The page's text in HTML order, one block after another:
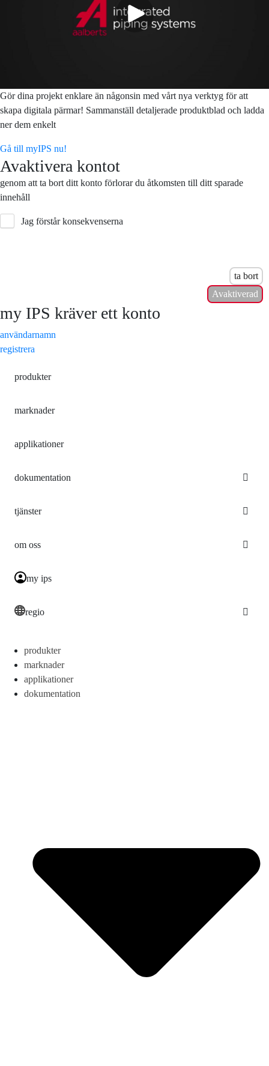
Gör dina projekt enklare än någonsin med vårt nya verktyg för att
skapa digitala pärmar! Sammanställ detaljerade produktblad och ladda
ner dem enkelt
Gå till myIPS nu!
Avaktivera kontot
genom att ta bort ditt konto förlorar du åtkomsten till ditt sparade
innehåll
Jag förstår konsekvenserna
ta bort
Avaktiverad
my IPS kräver ett konto
användarnamn
registrera
produkter
marknader
applikationer
dokumentation
tjänster
om oss
my ips
regio
produkter
marknader
applikationer
dokumentation